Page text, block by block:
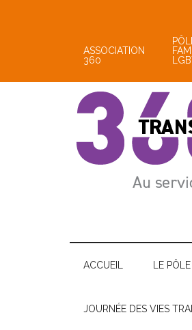
latérale
ASSOCIATION
360
trans
et
non
de
notre
ACCUEIL LE
JOURNÉE DES VIES